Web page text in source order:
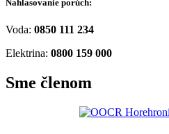
Nahlasovanie porúch:
Voda: 0850 111 234
Elektrina: 0800 159 000
Sme členom